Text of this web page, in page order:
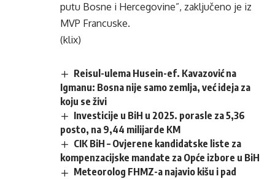
putu Bosne i Hercegovine”, zaključeno je iz
MVP Francuske.
(klix)
Reisul-ulema Husein-ef. Kavazović na
Igmanu: Bosna nije samo zemlja, već ideja za
koju se živi
Investicije u BiH u 2025. porasle za 5,36
posto, na 9,44 milijarde KM
CIK BiH – Ovjerene kandidatske liste za
kompenzacijske mandate za Opće izbore u BiH
Meteorolog FHMZ-a najavio kišu i pad